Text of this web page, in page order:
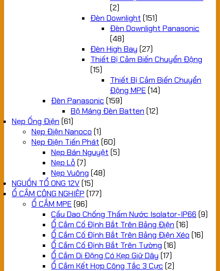
(2)
Đèn Downlight (151)
Đèn Downlight Panasonic
(48)
Đèn High Bay (27)
Thiết Bị Cảm Biến Chuyển Động
(15)
Thiết Bị Cảm Biến Chuyển
Động MPE (14)
Đèn Panasonic (159)
Bộ Máng Đèn Batten (12)
Nẹp Ống Điện (61)
Nẹp Điện Nanoco (1)
Nẹp Điện Tiến Phát (60)
Nẹp Bán Nguyệt (5)
Nẹp Lỗ (7)
Nẹp Vuông (48)
NGUỒN TỔ ONG 12V(15)
Ổ CẮM CÔNG NGHIỆP (177)
Ổ CẮM MPE (96)
Cầu Dao Chống Thấm Nước Isolator-IP66 (9)
Ổ Cắm Cố Định Bắt Trên Bảng Điện (16)
Ổ Cắm Cố Định Bắt Trên Bảng Điện Xéo (16)
Ổ Cắm Cố Định Bắt Trên Tường (16)
Ổ Cắm Di Động Có Kẹp Giữ Dây (17)
Ổ Cắm Kết Hợp Công Tắc 3 Cực (2)